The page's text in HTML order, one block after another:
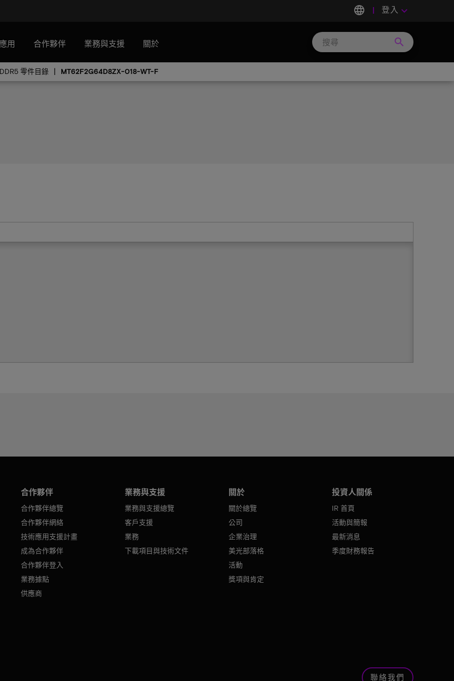
language 登入 keyboard_arrow_down
用 合作夥伴 業務與支援 關於 search
零件目錄 MT62F2G64D8ZX-018-WT-F
合作夥伴
合作夥伴總覽
合作夥伴網絡
技術應用支援計畫
成為合作夥伴
合作夥伴登入
業務據點
供應商
業務與支援
業務與支援總覽
客戶支援
業務
下載項目與技術文件
關於
關於總覽
公司
企業治理
美光部落格
活動
獎項與肯定
投資人關係
IR 首頁
活動與簡報
最新消息
季度財務報告
聯絡我們